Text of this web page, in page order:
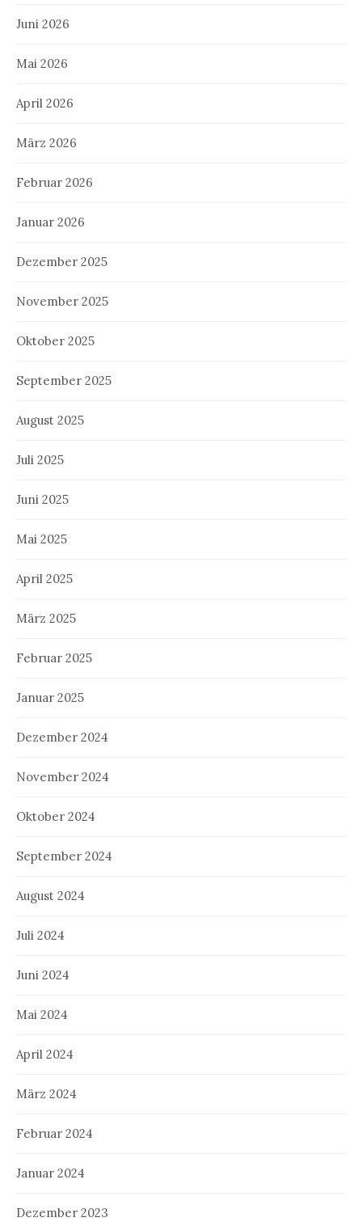
Juni 2026
Mai 2026
April 2026
März 2026
Februar 2026
Januar 2026
Dezember 2025
November 2025
Oktober 2025
September 2025
August 2025
Juli 2025
Juni 2025
Mai 2025
April 2025
März 2025
Februar 2025
Januar 2025
Dezember 2024
November 2024
Oktober 2024
September 2024
August 2024
Juli 2024
Juni 2024
Mai 2024
April 2024
März 2024
Februar 2024
Januar 2024
Dezember 2023